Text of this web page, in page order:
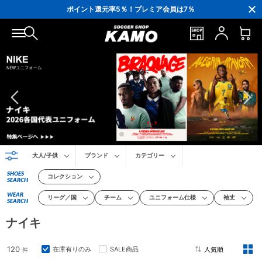
会員の方にはお誕生月に「10％OFFクーポン」プレゼント！
16,000円(税込)以上でシューズケースプレゼント！
3,300円(税込)以上で送料無料！
大人/子供 ブランド カテゴリー
SHOES
SEARCH
コレクション
WEAR
SEARCH
リーグ／国 チーム ユニフォーム仕様 袖丈
ナイキ
120 件 在庫有りのみ SALE商品